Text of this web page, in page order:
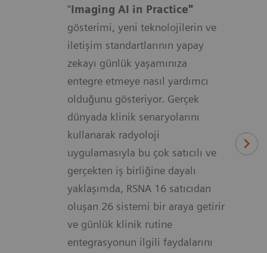
"Imaging AI in Practice"
gösterimi, yeni teknolojilerin ve
iletişim standartlarının yapay
zekayı günlük yaşamınıza
entegre etmeye nasıl yardımcı
olduğunu gösteriyor. Gerçek
dünyada klinik senaryolarını
kullanarak radyoloji
uygulamasıyla bu çok satıcılı ve
gerçekten iş birliğine dayalı
yaklaşımda, RSNA 16 satıcıdan
oluşan 26 sistemi bir araya getirir
ve günlük klinik rutine
entegrasyonun ilgili faydalarını